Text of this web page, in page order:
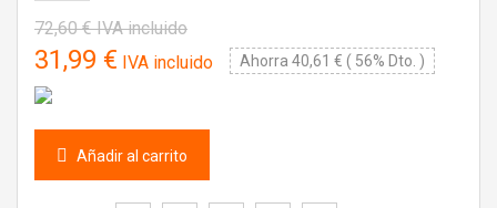
72,60 €IVA incluido
31,99 € IVA incluido Ahorra 40,61 € ( 56% Dto. )
Añadir al carrito